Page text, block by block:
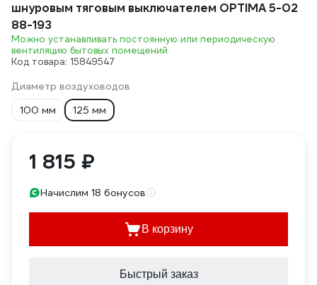
шнуровым тяговым выключателем OPTIMA 5-02
88-193
Можно устанавливать постоянную или периодическую
вентиляцию бытовых помещений
Код товара: 15849547
Диаметр воздуховодов
100 мм
125 мм
1 815 ₽
Начислим 18 бонусов
В корзину
Быстрый заказ